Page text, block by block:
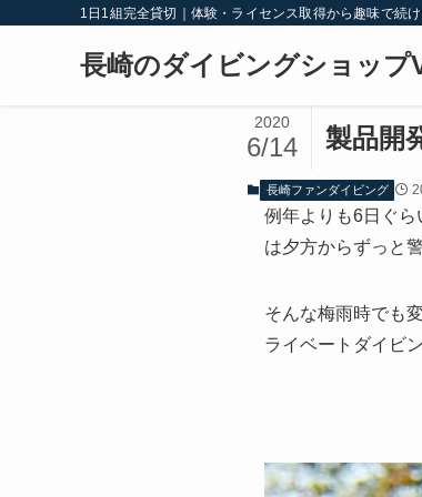
1日1組完全貸切｜体験・ライセンス取得から趣味で続
長崎のダイビングショップ
製品開
2020
6/14
長崎ファンダイビング
例年よりも6日ぐ
は夕方からずっと
そんな梅雨時でも
ライベートダイビ